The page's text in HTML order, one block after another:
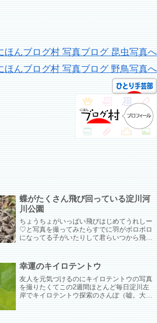
蝶がたくさん飛び回っている淀川河
川公園
ちょうちょがいっぱい飛びはじめてうれしー
♡と写真を撮ってみたらすでに羽がボロボロ
になってる子がいたりして君らいつから飛び
幸運のキイロテントウ
友人を元気づけるのにキイロテントウの写真
を撮りたくてこの2週間ほとんど毎日淀川左
岸でキイロテントウ探索のさんぽ（嘘。大阪